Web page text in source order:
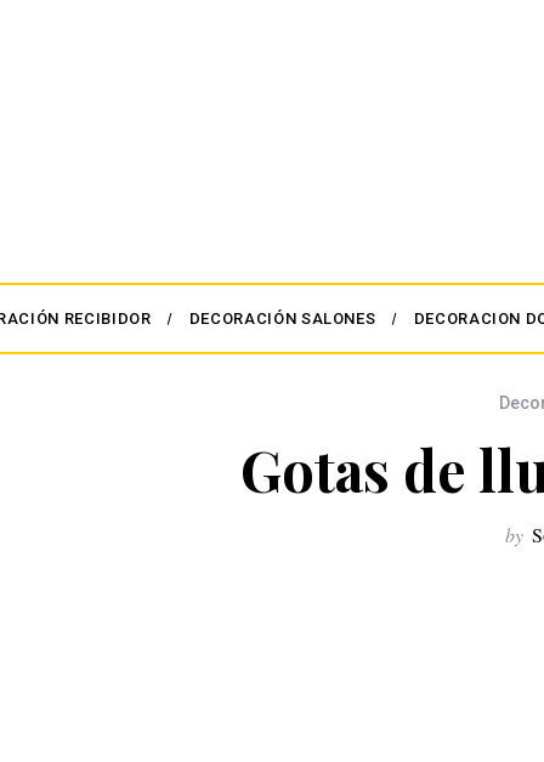
RECIBIDOR DECORACIÓN SALONES DECORACION
Gotas de
by